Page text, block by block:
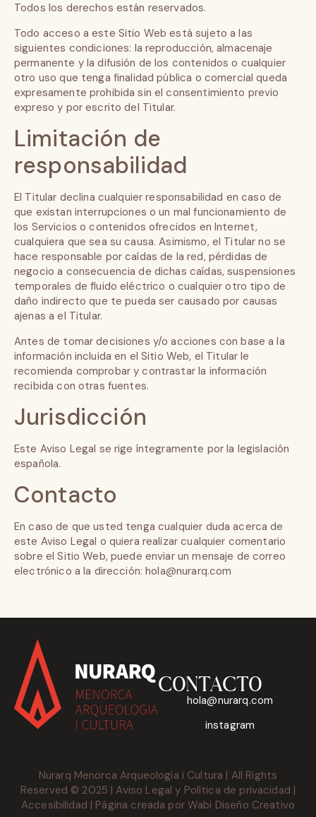
Todos los derechos están reservados.
Todo acceso a este Sitio Web está sujeto a las
siguientes condiciones: la reproducción, almacenaje
permanente y la difusión de los contenidos o cualquier
otro uso que tenga finalidad pública o comercial queda
expresamente prohibida sin el consentimiento previo
expreso y por escrito del Titular.
Limitación de
responsabilidad
El Titular declina cualquier responsabilidad en caso de
que existan interrupciones o un mal funcionamiento de
los Servicios o contenidos ofrecidos en Internet,
cualquiera que sea su causa. Asimismo, el Titular no se
hace responsable por caídas de la red, pérdidas de
negocio a consecuencia de dichas caídas, suspensiones
temporales de fluido eléctrico o cualquier otro tipo de
daño indirecto que te pueda ser causado por causas
ajenas a el Titular.
Antes de tomar decisiones y/o acciones con base a la
información incluida en el Sitio Web, el Titular le
recomienda comprobar y contrastar la información
recibida con otras fuentes.
Jurisdicción
Este Aviso Legal se rige íntegramente por la legislación
española.
Contacto
En caso de que usted tenga cualquier duda acerca de
este Aviso Legal o quiera realizar cualquier comentario
sobre el Sitio Web, puede enviar un mensaje de correo
electrónico a la dirección: hola@nurarq.com
CONTACTO
hola@nurarq.com
instagram
Nurarq Menorca Arqueologia i Cultura | All Rights
Reserved © 2025 |Aviso Legal y Política de privacidad |
Accesibilidad | Página creada porWabi Diseño Creativo